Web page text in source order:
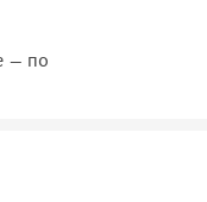
— по